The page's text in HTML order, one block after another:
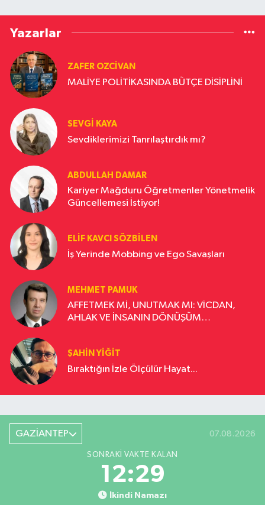
Yazarlar
ZAFER OZCIVAN
MALİYE POLİTİKASINDA BÜTÇE DİSİPLİNİ
SEVGI KAYA
Sevdiklerimizi Tanrılaştırdık mı?
ABDULLAH DAMAR
Kariyer Mağduru Öğretmenler Yönetmelik
Güncellemesi İstiyor!
ELIF KAVCI SÖZBILEN
İş Yerinde Mobbing ve Ego Savaşları
MEHMET PAMUK
AFFETMEK Mİ, UNUTMAK MI: VİCDAN,
AHLAK VE İNSANIN DÖNÜŞÜM
ŞAHIN YIĞIT
Bıraktığın İzle Ölçülür Hayat...
GAZİANTEP 07.08.2026
SONRAKI VAKTE KALAN
12:28
İkindi Namazı